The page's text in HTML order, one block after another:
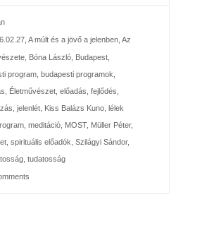
, A múlt és a jövő a jelenben, Az
, Bóna László, Budapest,
program, budapesti programok
Életművészet, előadás fejlődés
jelenlét, Kiss Balázs Kuno, lélek
, meditáció, MOST, Müller Péter,
, spirituális előadók Szilágyi Sándor,
, tudatosság